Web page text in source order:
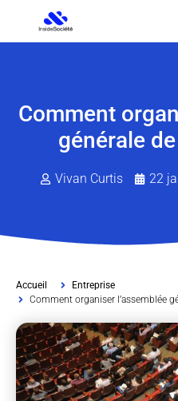
Comment
générale
Vivan Curtis 22
Accueil
Entreprise
Comment organiser l’assemblée